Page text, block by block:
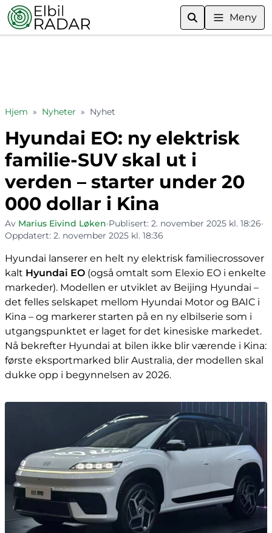
Meny
Hjem » Nyheter » Nyhet
Hyundai EO: ny elektrisk
familie-SUV skal ut i
verden – starter under 20
000 dollar i Kina
Av Marius Eivind Løken•Publisert: 2. november 2025 kl. 18:26•
Oppdatert: 2. november 2025 kl. 18:36
Hyundai lanserer en helt ny elektrisk familiecrossover
kalt Hyundai EO (også omtalt som Elexio EO i enkelte
markeder). Modellen er utviklet av Beijing Hyundai –
det felles selskapet mellom Hyundai Motor og BAIC i
Kina – og markerer starten på en ny elbilserie som i
utgangspunktet er laget for det kinesiske markedet.
Nå bekrefter Hyundai at bilen ikke blir værende i Kina:
første eksportmarked blir Australia, der modellen skal
dukke opp i begynnelsen av 2026.